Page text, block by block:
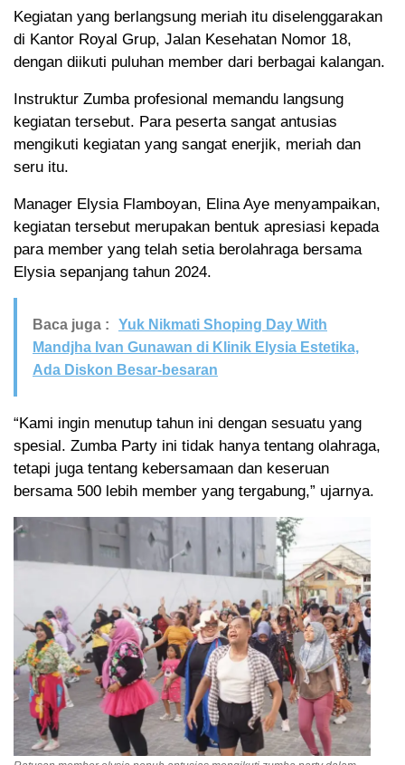
Kegiatan yang berlangsung meriah itu diselenggarakan
di Kantor Royal Grup, Jalan Kesehatan Nomor 18,
dengan diikuti puluhan member dari berbagai kalangan.
Instruktur Zumba profesional memandu langsung
kegiatan tersebut. Para peserta sangat antusias
mengikuti kegiatan yang sangat enerjik, meriah dan
seru itu.
Manager Elysia Flamboyan, Elina Aye menyampaikan,
kegiatan tersebut merupakan bentuk apresiasi kepada
para member yang telah setia berolahraga bersama
Elysia sepanjang tahun 2024.
Baca juga :
Yuk Nikmati Shoping Day With
Mandjha Ivan Gunawan di Klinik Elysia Estetika,
Ada Diskon Besar-besaran
“Kami ingin menutup tahun ini dengan sesuatu yang
spesial. Zumba Party ini tidak hanya tentang olahraga,
tetapi juga tentang kebersamaan dan keseruan
bersama 500 lebih member yang tergabung,” ujarnya.